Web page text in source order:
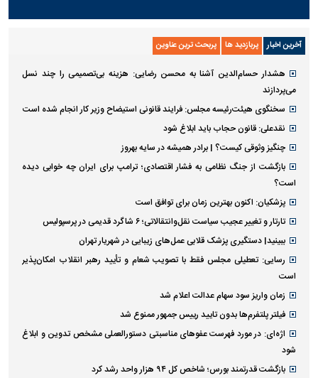
آخرین اخبار پربازدید ها پربحث ترین عناوین
هشدار حسام‌الدین آشنا به محسن رضایی: هزینه بی‌تصمیمی را چند نسل
می‌پردازند
سخنگوی هیئت‌رئیسه مجلس: فرایند قانونی استیضاح وزیر کار انجام شده است
نقدعلی: قانون حجاب باید ابلاغ شود
چنگیز وثوقی کیست؟ | برادر همیشه در سایه بهروز
بازگشت از جنگ نظامی به فشار اقتصادی؛ ترامپ برای ایران چه خوابی دیده
است؟
پزشکیان: اکنون بهترین زمان برای توافق است
تارتار و تغییر عجیب سیاست نقل‌وانتقالاتی؛ ۶ شاگرد قدیمی در پرسپولیس
ببینید| دستگیری پزشک قلابی عمل‌های زیبایی در شهریار تهران
رسایی: تعطیلی مجلس فقط با تصویب شعام و تأیید رهبر انقلاب امکان‌پذیر
است
زمان واریز سود سهام عدالت اعلام شد
فیلتر پلتفرم‌ها بدون تایید رییس جمهور ممنوع شد
اژه‌ای: در مورد فهرست عفو‌های مناسبتی دستورالعملی مشخص تدوین و ابلاغ
شود
بازگشت قدرتمند بورس؛ شاخص کل ۹۴ هزار واحد رشد کرد